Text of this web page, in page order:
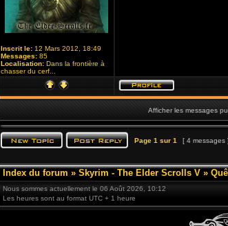
Inscrit le: 12 Mars 2012, 18:49
Messages: 85
Localisation: Dans la frontière à
chasser du cerf...
Afficher les messages
Page 1 sur 1 [ 4 messages ]
Index du forum » Skyrim - The Elder Scrolls V »
Nous sommes actuellement le 06 Août 2026, 10:12
Les heures sont au format UTC + 1 heure